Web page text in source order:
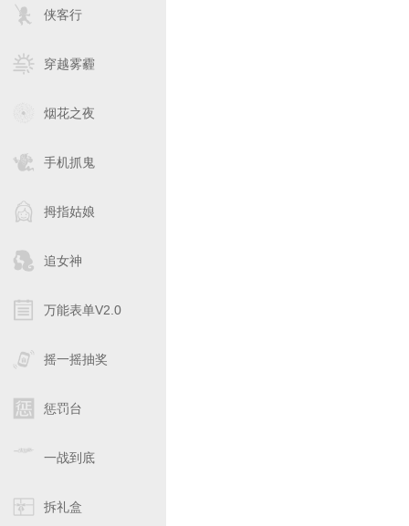
侠客行
穿越雾霾
烟花之夜
手机抓鬼
拇指姑娘
追女神
万能表单V2.0
摇一摇抽奖
惩罚台
一战到底
拆礼盒